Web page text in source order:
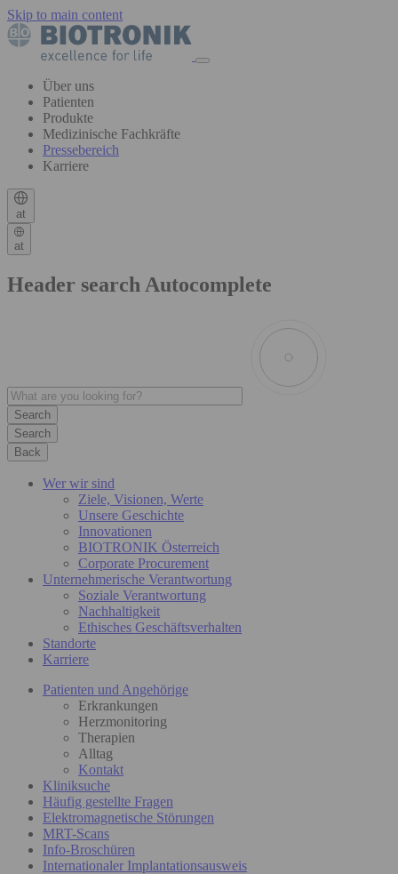
Skip to main content
Über uns
Patienten
Produkte
Medizinische Fachkräfte
Pressebereich
Karriere
at
at
Header search Autocomplete
Search
Back
Wer wir sind
Ziele, Visionen, Werte
Unsere Geschichte
Innovationen
BIOTRONIK Österreich
Corporate Procurement
Unternehmerische Verantwortung
Soziale Verantwortung
Nachhaltigkeit
Ethisches Geschäftsverhalten
Standorte
Karriere
Patienten und Angehörige
Erkrankungen
Herzmonitoring
Therapien
Alltag
Kontakt
Kliniksuche
Häufig gestellte Fragen
Elektromagnetische Störungen
MRT-Scans
Info-Broschüren
Internationaler Implantationsausweis